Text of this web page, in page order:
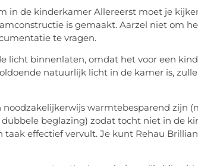
in de kinderkamer Allereerst moet je
is gemaakt. Aarzel niet om
te vragen.
licht binnenlaten, omdat het voor een
natuurlijk licht in de kamer is,
warmtebesparend zijn
beglazing) zodat tocht niet in de
taak effectief vervult. Je kunt Rehau